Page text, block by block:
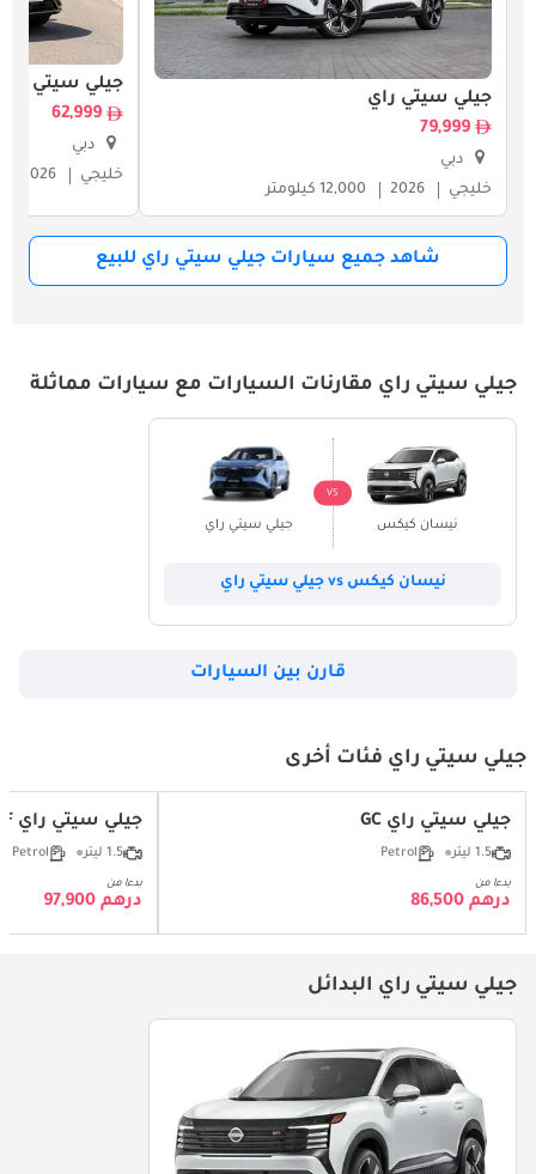
جيلي سيتي راي
79,999
دبي
خليجي
2026 12,000 كيلومتر
جيلي سيتي راي
62,999
دبي
خليجي
2026
شاهد جميع سيارات جيلي سيتي راي للبيع
جيلي سيتي راي مقارنات السيارات مع سيارات مماثلة
نيسان كيكس
VS
جيلي سيتي راي
نيسان كيكس vs جيلي سيتي راي
قارن بين السيارات
جيلي سيتي راي فئات أخرى
جيلي سيتي راي GC
1.5 ليتر Petrol
بدءا من
درهم 86,500
جيلي سيتي راي GF+
1.5 ليتر Petrol
بدءا من
درهم 97,900
جيلي سيتي راي البدائل